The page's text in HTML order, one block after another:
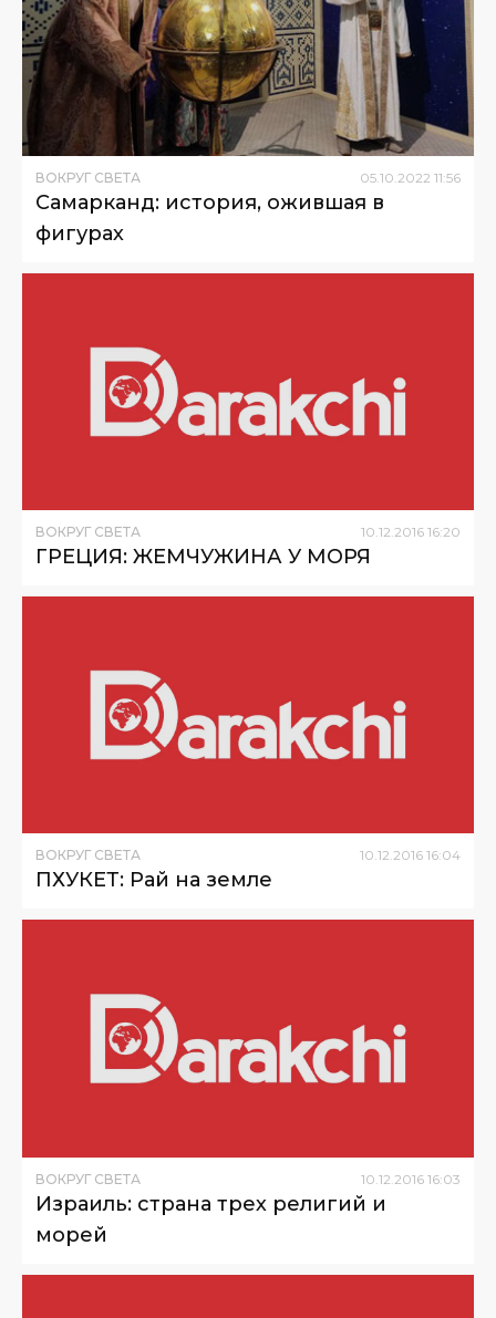
ВОКРУГ СВЕТА 05.10.2022 11:56
Самарканд: история, ожившая в
фигурах
ВОКРУГ СВЕТА 10.12.2016 16:20
ГРЕЦИЯ: ЖЕМЧУЖИНА У МОРЯ
ВОКРУГ СВЕТА 10.12.2016 16:04
ПХУКЕТ: Рай на земле
ВОКРУГ СВЕТА 10 12 2016 16:03
Израиль: страна трех религий и
морей